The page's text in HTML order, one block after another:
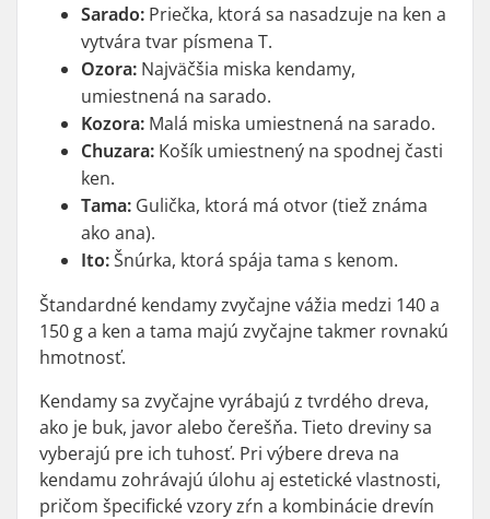
Sarado: Priečka, ktorá sa nasadzuje na ken a
vytvára tvar písmena T.
Ozora: Najväčšia miska kendamy,
umiestnená na sarado.
Kozora: Malá miska umiestnená na sarado.
Chuzara: Košík umiestnený na spodnej časti
ken.
Tama: Gulička, ktorá má otvor (tiež známa
ako ana).
Ito:Šnúrka, ktorá spája tama s kenom.
Štandardné kendamy zvyčajne vážia medzi 140 a
150 g a ken a tama majú zvyčajne takmer rovnakú
hmotnosť.
Kendamy sa zvyčajne vyrábajú z tvrdého dreva,
ako je buk, javor alebo čerešňa. Tieto dreviny sa
vyberajú pre ich tuhosť. Pri výbere dreva na
kendamu zohrávajú úlohu aj estetické vlastnosti,
pričom špecifické vzory zŕn a kombinácie drevín